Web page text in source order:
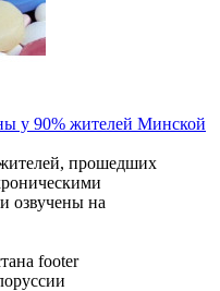
у 90% жителей Минской
прошедших
озвучены на